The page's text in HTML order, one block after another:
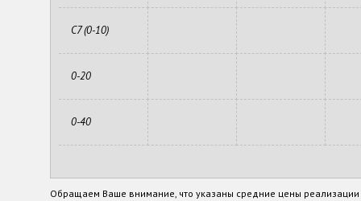
С7 (0-10)
0-20
0-40
Обращаем Ваше внимание, что указаны средние цены реализации